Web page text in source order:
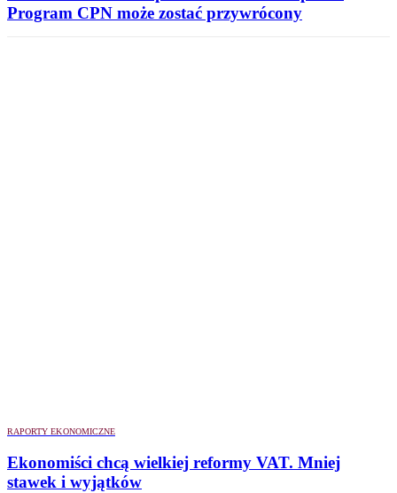
Program CPN może zostać przywrócony
RAPORTY EKONOMICZNE
Ekonomiści chcą wielkiej reformy VAT. Mniej
stawek i wyjątków